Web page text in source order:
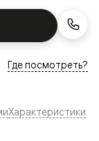
Где посмотреть?
Характеристики